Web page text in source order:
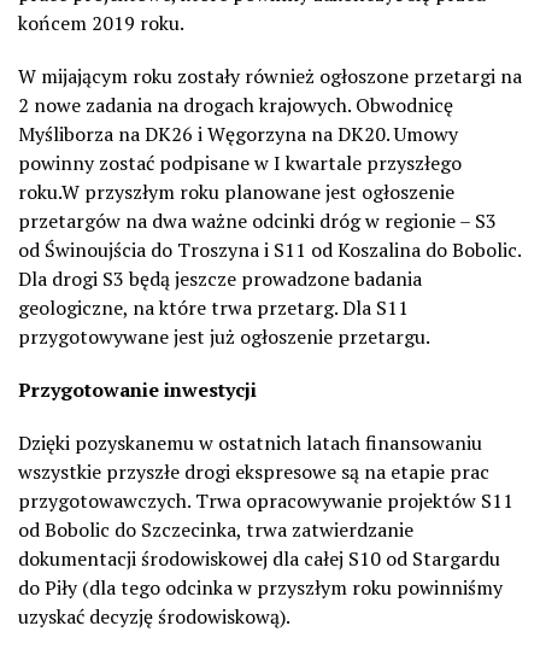
końcem 2019 roku.
W mijającym roku zostały również ogłoszone przetargi na
2 nowe zadania na drogach krajowych. Obwodnicę
Myśliborza na DK26 i Węgorzyna na DK20. Umowy
powinny zostać podpisane w I kwartale przyszłego
roku.W przyszłym roku planowane jest ogłoszenie
przetargów na dwa ważne odcinki dróg w regionie – S3
od Świnoujścia do Troszyna i S11 od Koszalina do Bobolic.
Dla drogi S3 będą jeszcze prowadzone badania
geologiczne, na które trwa przetarg. Dla S11
przygotowywane jest już ogłoszenie przetargu.
Przygotowanie inwestycji
Dzięki pozyskanemu w ostatnich latach finansowaniu
wszystkie przyszłe drogi ekspresowe są na etapie prac
przygotowawczych. Trwa opracowywanie projektów S11
od Bobolic do Szczecinka, trwa zatwierdzanie
dokumentacji środowiskowej dla całej S10 od Stargardu
do Piły (dla tego odcinka w przyszłym roku powinniśmy
uzyskać decyzję środowiskową).